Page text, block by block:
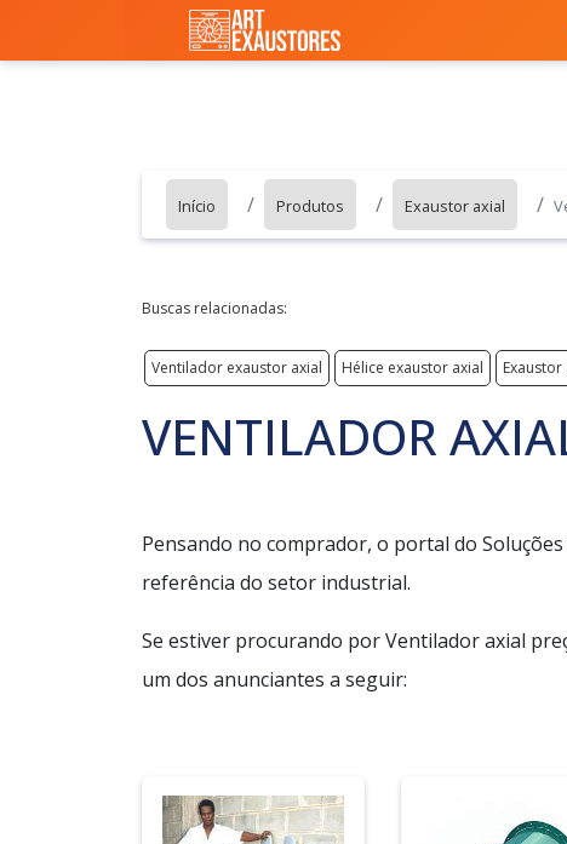
Início Produtos Exaustor axial
Buscas relacionadas:
Ventilador exaustor axial Hélice exaustor axial
VENTILADOR
Pensando no comprador, o portal do
referência do setor industrial.
Se estiver procurando por Ventilador axial
um dos anunciantes a seguir: